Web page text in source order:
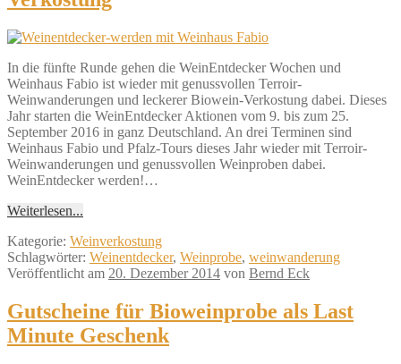
In die fünfte Runde gehen die WeinEntdecker Wochen und
Weinhaus Fabio ist wieder mit genussvollen Terroir-
Weinwanderungen und leckerer Biowein-Verkostung dabei. Dieses
Jahr starten die WeinEntdecker Aktionen vom 9. bis zum 25.
September 2016 in ganz Deutschland. An drei Terminen sind
Weinhaus Fabio und Pfalz-Tours dieses Jahr wieder mit Terroir-
Weinwanderungen und genussvollen Weinproben dabei.
WeinEntdecker werden!…
Weiterlesen...
Kategorie: Weinverkostung
Schlagwörter: Weinentdecker, Weinprobe, weinwanderung
Veröffentlicht am 20. Dezember 2014 von Bernd Eck
Gutscheine für Bioweinprobe als Last
Minute Geschenk